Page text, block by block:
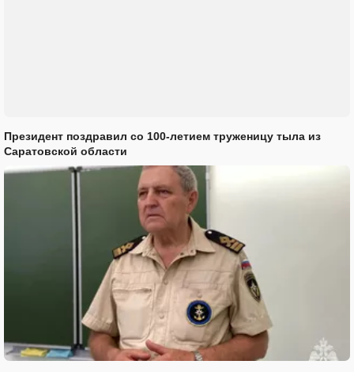
Президент поздравил со 100-летием труженицу тыла из
Саратовской области